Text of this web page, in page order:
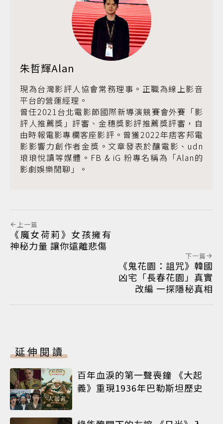
朱哲輝Alan
現為台灣影評人協會常務理事。正職為線上影音
平台的營運經理。
曾任2021台北電影節國際新導演競賽會外賽「影
評人推薦獎」評審、金穗獎影評推薦獎評審，自
由時報電影專欄客座影評。曾獲2022年痞客邦電
影影響力創作者金獎。文章發表於釀電影、udn
琅琅悅讀等媒體。FB & iG 粉專名稱為「Alan的
影劇娛樂閒聊」。
上一篇
《魔女荷莉》女孩擁有
神秘力量 讓你遠離悲傷
下一篇
《鬼花園：詛咒》韓國
凶宅「長春花園」真實
改編 一探隱秘真相
延伸閱讀
百年血淚的第一聲喪鐘 《大起
義》重現1936年巴勒斯坦歷史